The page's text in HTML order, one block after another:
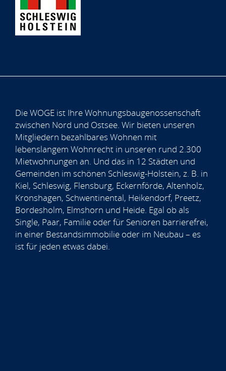
Die WOGE ist Ihre Wohnungsbaugenossenschaft
zwischen Nord und Ostsee. Wir bieten unseren
Mitgliedern bezahlbares Wohnen mit
lebenslangem Wohnrecht in unseren rund 2.300
Mietwohnungen an. Und das in 12 Städten und
Gemeinden im schönen Schleswig-Holstein, z. B. in
Kiel, Schleswig, Flensburg, Eckernförde, Altenholz,
Kronshagen, Schwentinental, Heikendorf, Preetz,
Bordesholm, Elmshorn und Heide. Egal ob als
Single, Paar, Familie oder für Senioren barrierefrei,
in einer Bestandsimmobilie oder im Neubau – es
ist für jeden etwas dabei.